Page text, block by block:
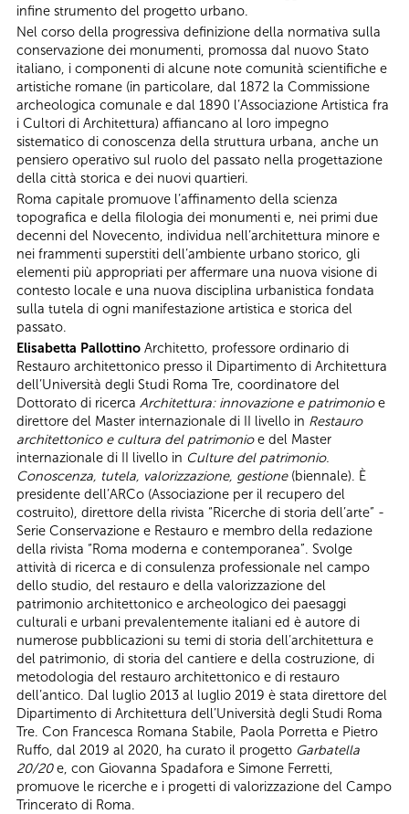
infine strumento del progetto urbano.
Nel corso della progressiva definizione della normativa sulla
conservazione dei monumenti, promossa dal nuovo Stato
italiano, i componenti di alcune note comunità scientifiche e
artistiche romane (in particolare, dal 1872 la Commissione
archeologica comunale e dal 1890 l’Associazione Artistica fra
i Cultori di Architettura) affiancano al loro impegno
sistematico di conoscenza della struttura urbana, anche un
pensiero operativo sul ruolo del passato nella progettazione
della città storica e dei nuovi quartieri.
Roma capitale promuove l’affinamento della scienza
topografica e della filologia dei monumenti e, nei primi due
decenni del Novecento, individua nell’architettura minore e
nei frammenti superstiti dell’ambiente urbano storico, gli
elementi più appropriati per affermare una nuova visione di
contesto locale e una nuova disciplina urbanistica fondata
sulla tutela di ogni manifestazione artistica e storica del
passato.
Elisabetta Pallottino Architetto, professore ordinario di
Restauro architettonico presso il Dipartimento di Architettura
dell’Università degli Studi Roma Tre, coordinatore del
Dottorato di ricerca Architettura: innovazione e patrimonioe
direttore del Master internazionale di II livello in Restauro
architettonico e cultura del patrimonioe del Master
internazionale di II livello in Culture del patrimonio.
Conoscenza, tutela, valorizzazione, gestione(biennale). È
presidente dell’ARCo (Associazione per il recupero del
costruito), direttore della rivista “Ricerche di storia dell’arte” -
Serie Conservazione e Restauro e membro della redazione
della rivista “Roma moderna e contemporanea”. Svolge
attività di ricerca e di consulenza professionale nel campo
dello studio, del restauro e della valorizzazione del
patrimonio architettonico e archeologico dei paesaggi
culturali e urbani prevalentemente italiani ed è autore di
numerose pubblicazioni su temi di storia dell’architettura e
del patrimonio, di storia del cantiere e della costruzione, di
metodologia del restauro architettonico e di restauro
dell’antico. Dal luglio 2013 al luglio 2019 è stata direttore del
Dipartimento di Architettura dell’Università degli Studi Roma
Tre. Con Francesca Romana Stabile, Paola Porretta e Pietro
Ruffo, dal 2019 al 2020, ha curato il progetto Garbatella
20/20e, con Giovanna Spadafora e Simone Ferretti,
promuove le ricerche e i progetti di valorizzazione del Campo
Trincerato di Roma.